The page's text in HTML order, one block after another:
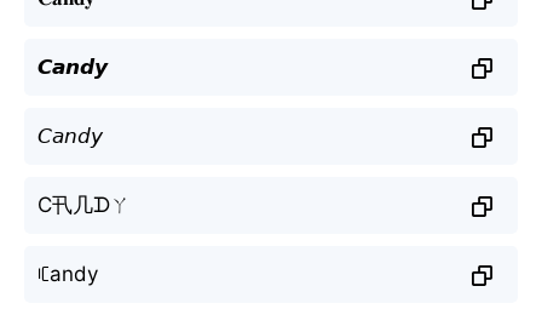
𝘾𝙖𝙣𝙙𝙮
𝘊𝘢𝘯𝘥𝘺
C卂几ᗪㄚ
ꏸandy